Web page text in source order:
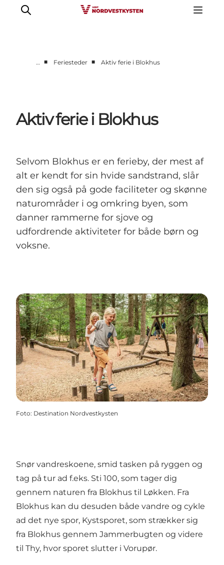
Handicapvenlig ferie
Events
Planlæg din ferie
… ■ Feriesteder ■ Aktiv ferie i Blokhus
Aktiv ferie i Blokhus
Selvom Blokhus er en ferieby, der mest af
alt er kendt for sin hvide sandstrand, slår
den sig også på gode faciliteter og skønne
naturområder i og omkring byen, som
danner rammerne for sjove og
udfordrende aktiviteter for både børn og
voksne.
Foto: Destination Nordvestkysten
Snør vandreskoene, smid tasken på ryggen og
tag på tur ad f.eks. Sti 100, som tager dig
gennem naturen fra Blokhus til Løkken. Fra
Blokhus kan du desuden både vandre og cykle
ad det nye spor, Kystsporet, som strækker sig
fra Blokhus gennem Jammerbugten og videre
til Thy, hvor sporet slutter i Vorupør.